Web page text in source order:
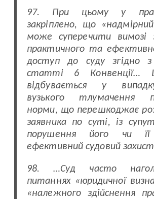
97. При цьому у
закріплено, що
може суперечити вимозі
практичного та
доступ до суду згідно
статті 6 Конвенції…
відбувається у
вузького тлумачення
норми, що перешкоджає
заявника по суті, із
порушення його чи
ефективний судовий
98. …Суд часто
питаннях «юридичної
«належного здійснення